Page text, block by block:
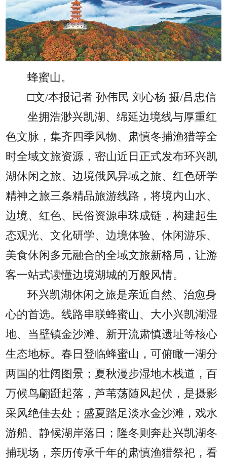
蜂蜜山。
□文/本报记者 孙伟民 刘心杨 摄/吕忠信
坐拥浩渺兴凯湖、绵延边境线与厚重红
色文脉，集齐四季风物、肃慎冬捕渔猎等全
时全域文旅资源，密山近日正式发布环兴凯
湖休闲之旅、边境俄风异域之旅、红色研学
精神之旅三条精品旅游线路，将境内山水、
边境、红色、民俗资源串珠成链，构建起生
态观光、文化研学、边境体验、休闲游乐、
美食休闲多元融合的全域文旅新格局，让游
客一站式读懂边境湖城的万般风情。
环兴凯湖休闲之旅是亲近自然、治愈身
心的首选。线路串联蜂蜜山、大小兴凯湖湿
地、当壁镇金沙滩、新开流肃慎遗址等核心
生态地标。春日登临蜂蜜山，可俯瞰一湖分
两国的壮阔图景；夏秋漫步湿地木栈道，百
万候鸟翩跹起落，芦苇荡随风起伏，是摄影
采风绝佳去处；盛夏踏足淡水金沙滩，戏水
游船、静候湖岸落日；隆冬则奔赴兴凯湖冬
捕现场，亲历传承千年的肃慎渔猎祭祀，看